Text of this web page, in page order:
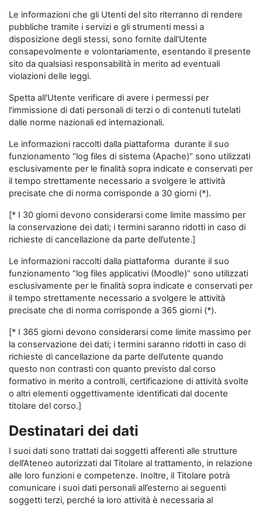
Le informazioni che gli Utenti del sito riterranno di rendere
pubbliche tramite i servizi e gli strumenti messi a
disposizione degli stessi, sono fornite dall'Utente
consapevolmente e volontariamente, esentando il presente
sito da qualsiasi responsabilità in merito ad eventuali
violazioni delle leggi.
Spetta all'Utente verificare di avere i permessi per
l'immissione di dati personali di terzi o di contenuti tutelati
dalle norme nazionali ed internazionali.
Le informazioni raccolti dalla piattaforma durante il suo
funzionamento “log files di sistema (Apache)” sono utilizzati
esclusivamente per le finalità sopra indicate e conservati per
il tempo strettamente necessario a svolgere le attività
precisate che di norma corrisponde a 30 giorni (*).
[* I 30 giorni devono considerarsi come limite massimo per
la conservazione dei dati; i termini saranno ridotti in caso di
richieste di cancellazione da parte dell’utente.]
Le informazioni raccolti dalla piattaforma durante il suo
funzionamento “log files applicativi (Moodle)” sono utilizzati
esclusivamente per le finalità sopra indicate e conservati per
il tempo strettamente necessario a svolgere le attività
precisate che di norma corrisponde a 365 giorni (*).
[* I 365 giorni devono considerarsi come limite massimo per
la conservazione dei dati; i termini saranno ridotti in caso di
richieste di cancellazione da parte dell’utente quando
questo non contrasti con quanto previsto dal corso
formativo in merito a controlli, certificazione di attività svolte
o altri elementi oggettivamente identificati dal docente
titolare del corso.]
Destinatari dei dati
I suoi dati sono trattati dai soggetti afferenti alle strutture
dell’Ateneo autorizzati dal Titolare al trattamento, in relazione
alle loro funzioni e competenze. Inoltre, il Titolare potrà
comunicare i suoi dati personali all’esterno ai seguenti
soggetti terzi, perché la loro attività è necessaria al